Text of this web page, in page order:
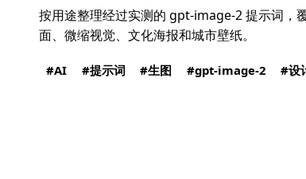
按用途整理经过实测的 gpt-image-2 提示词，
面、微缩视觉、文化海报和城市壁纸。
AI 提示词 生图 gpt-image-2 设